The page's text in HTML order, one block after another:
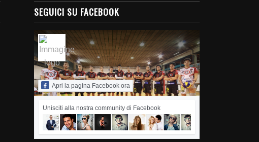
SEGUICI SU FACEBOOK
Apri la pagina Facebook ora
Unisciti alla nostra community di Facebook